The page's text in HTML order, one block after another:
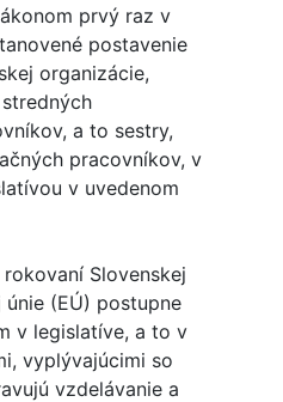
prvý raz v
postavenie
organizácie,
a to sestry,
pracovníkov, v
v uvedenom
Slovenskej
(EÚ) postupne
v legislatíve, a to v
vyplývajúcimi so
vzdelávanie a